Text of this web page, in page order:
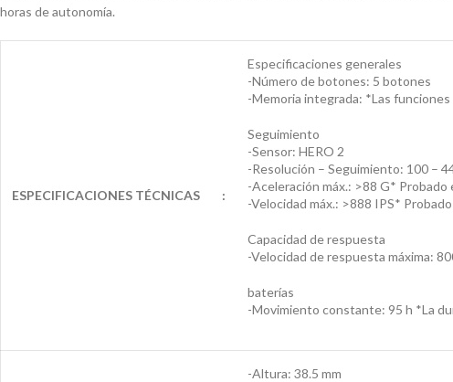
horas de autonomía.
ESPECIFICACIONES TÉCNICAS :
Especificaciones generales
-Número de botones: 5 botones
-Memoria integrada: *Las
Seguimiento
-Sensor: HERO 2
-Resolución – Seguimiento: 100 –
-Aceleración máx.: >88 G*
-Velocidad máx.: >888 IPS*
Capacidad de respuesta
-Velocidad de respuesta máxima:
baterías
-Movimiento constante: 95 h *La
-Altura: 38.5 mm